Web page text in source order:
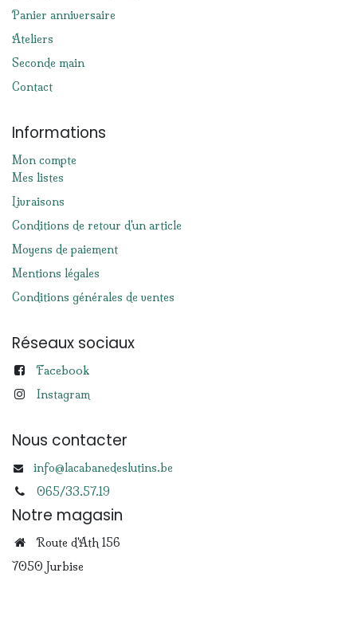
Panier anniversaire
Ateliers
Seconde main
Contact
Informations
Mon compte
Mes listes
Livraisons
Conditions de retour d'un article
Moyens de paiement
Mentions légales
Conditions générales de ventes
Réseaux sociaux
Facebook
Instagram
Nous contacter
info@lacabanedeslutins.be
065/33.57.19
Notre magasin
Route d'Ath 156
7050 Jurbise